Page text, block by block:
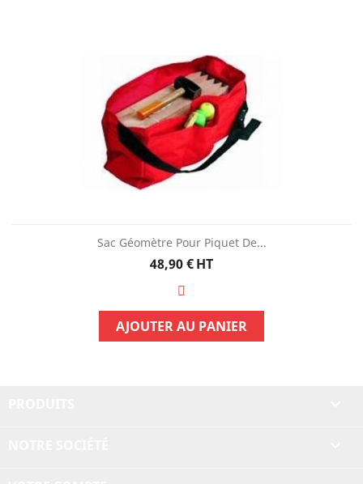
Sac Géomètre Pour Piquet De...
Prix
48,90 €HT
AJOUTER AU PANIER